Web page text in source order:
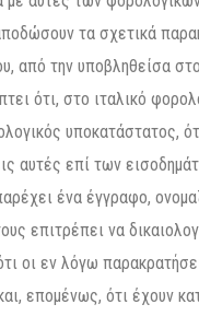
τα σχετικά
από την υποβληθείσα
ότι, στο ιταλικό
υποκατάστατος,
αυτές επί των
ένα έγγραφο,
επιτρέπει να
οι εν λόγω
επομένως, ότι έχουν